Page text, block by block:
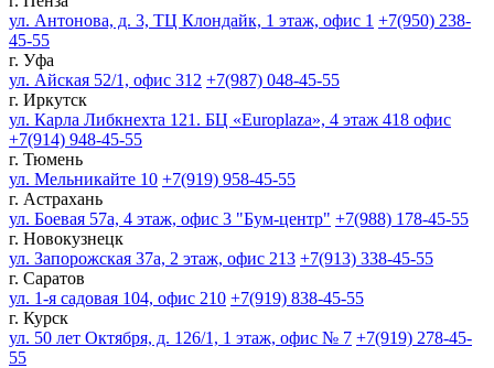
ул. Антонова, д. 3, ТЦ Клондайк, 1 этаж, офис 1 +7(950) 238-
45-55
г. Уфа
ул. Айская 52/1, офис 312 +7(987) 048-45-55
г. Иркутск
ул. Карла Либкнехта 121. БЦ «Europlaza», 4 этаж 418 офис
+7(914) 948-45-55
г. Тюмень
ул. Мельникайте 10 +7(919) 958-45-55
г. Астрахань
ул. Боевая 57а, 4 этаж, офис 3 "Бум-центр" +7(988) 178-45-55
г. Новокузнецк
ул. Запорожская 37а, 2 этаж, офис 213 +7(913) 338-45-55
г. Саратов
ул. 1-я садовая 104, офис 210 +7(919) 838-45-55
г. Курск
ул. 50 лет Октября, д. 126/1, 1 этаж, офис № 7 +7(919) 278-45-
55